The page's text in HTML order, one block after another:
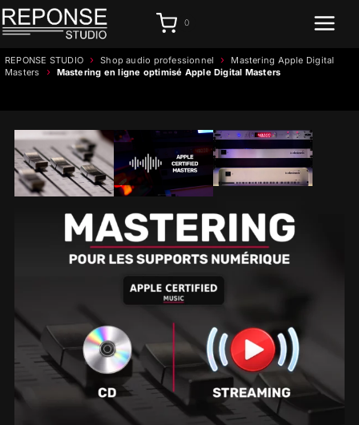
Aller
au
0
REPONSE STUDIO › Shop audio professionnel ›
Mastering Apple Digital
Masters
› Mastering en ligne optimisé Apple Digital Masters